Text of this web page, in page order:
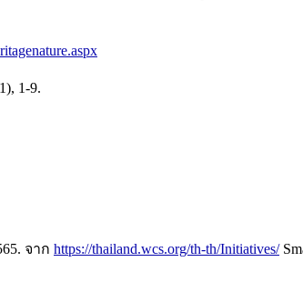
1-9.
จาก https://thailand.wcs.org/th-th/Initiatives/